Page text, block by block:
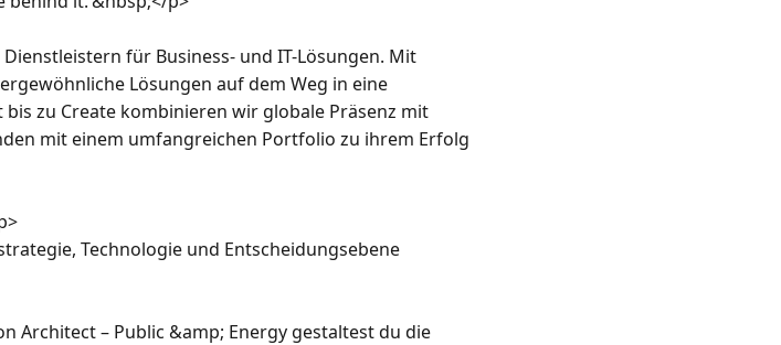
für Business- und IT-Lösungen. Mit
Lösungen auf dem Weg in eine
zu Create kombinieren wir globale Präsenz mit
mit einem umfangreichen Portfolio zu ihrem Erfolg
Technologie und Entscheidungsebene
Architect – Public &amp; Energy gestaltest du die